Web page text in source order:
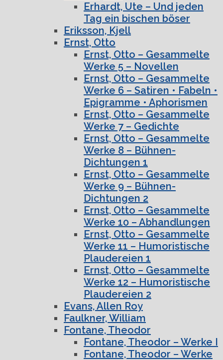
Erhardt, Ute – Und jeden
Tag ein bischen böser
Eriksson, Kjell
Ernst, Otto
Ernst, Otto – Gesammelte
Werke 5 – Novellen
Ernst, Otto – Gesammelte
Werke 6 – Satiren • Fabeln •
Epigramme • Aphorismen
Ernst, Otto – Gesammelte
Werke 7 – Gedichte
Ernst, Otto – Gesammelte
Werke 8 – Bühnen-
Dichtungen 1
Ernst, Otto – Gesammelte
Werke 9 – Bühnen-
Dichtungen 2
Ernst, Otto – Gesammelte
Werke 10 – Abhandlungen
Ernst, Otto – Gesammelte
Werke 11 – Humoristische
Plaudereien 1
Ernst, Otto – Gesammelte
Werke 12 – Humoristische
Plaudereien 2
Evans, Allen Roy
Faulkner, William
Fontane, Theodor
Fontane, Theodor – Werke I
Fontane, Theodor – Werke